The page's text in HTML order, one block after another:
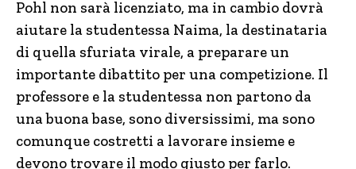
Pohl non sarà licenziato, ma in cambio dovrà
aiutare la studentessa Naima, la destinataria
di quella sfuriata virale, a preparare un
importante dibattito per una competizione. Il
professore e la studentessa non partono da
una buona base, sono diversissimi, ma sono
comunque costretti a lavorare insieme e
devono trovare il modo giusto per farlo.